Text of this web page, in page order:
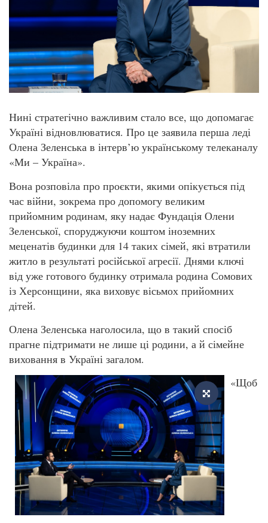
Нині стратегічно важливим стало все, що допомагає
Україні відновлюватися. Про це заявила перша леді
Олена Зеленська в інтерв’ю українському телеканалу
«Ми – Україна».
Вона розповіла про проєкти, якими опікується під
час війни, зокрема про допомогу великим
прийомним родинам, яку надає Фундація Олени
Зеленської, споруджуючи коштом іноземних
меценатів будинки для 14 таких сімей, які втратили
житло в результаті російської агресії. Днями ключі
від уже готового будинку отримала родина Сомових
із Херсонщини, яка виховує вісьмох прийомних
дітей.
Олена Зеленська наголосила, що в такий спосіб
прагне підтримати не лише ці родини, а й сімейне
виховання в Україні загалом.
«Щоб